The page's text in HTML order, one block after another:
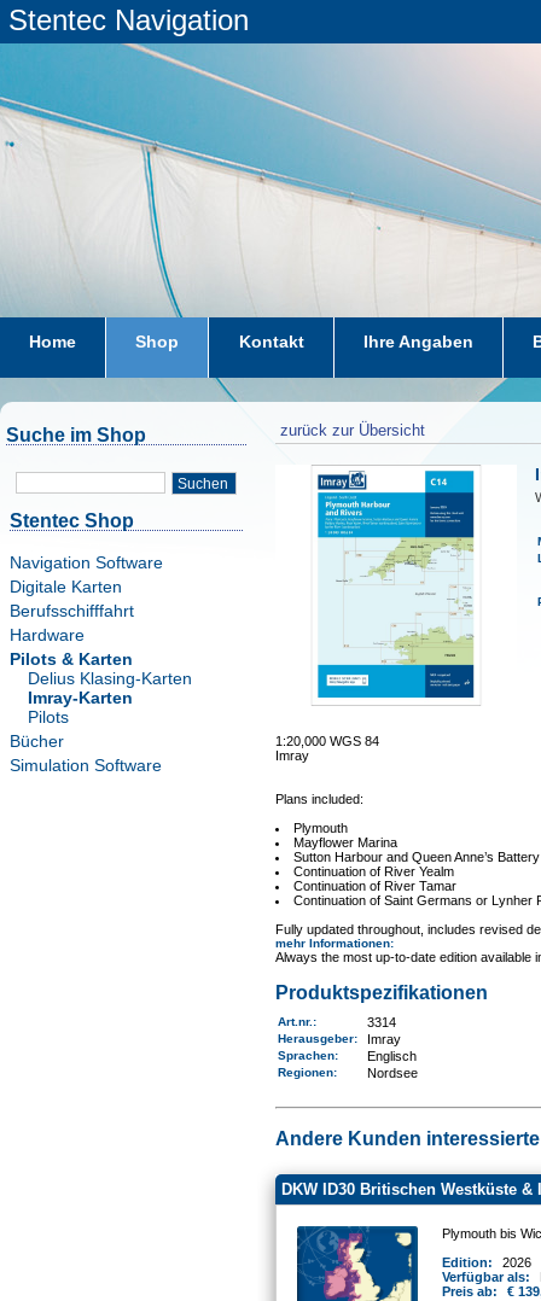
Stentec Navigation
Home Shop Kontakt Ihre Angaben
Suche im Shop
Suchen
Stentec Shop
Navigation Software
Digitale Karten
Berufsschifffahrt
Hardware
Pilots & Karten
Delius Klasing-Karten
Imray-Karten
Pilots
Bücher
Simulation Software
zurück zur Übersicht
1:20,000 WGS 84
Imray
Plans included:
Plymouth
Mayflower Marina
Sutton Harbour and Queen Anne’s
Continuation of River Yealm
Continuation of River Tamar
Continuation of Saint Germans or Lynher
Fully updated throughout, includes revised
mehr Informationen:
Always the most up-to-date edition
Produktspezifikationen
Art.nr. : 3314
Herausgeber: Imray
Sprachen: Englisch
Regionen: Nordsee
Andere Kunden
DKW ID30 Britischen Westküste &
Plymouth bis
Edition:
2026
Verfügbar als:
Preis ab:
€